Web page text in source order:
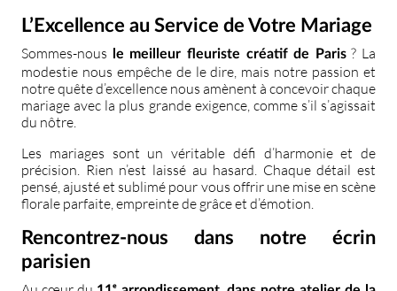
L’Excellence au Service de Votre Mariage
Sommes-nous le meilleur fleuriste créatif de Paris? La
modestie nous empêche de le dire, mais notre passion et
notre quête d’excellence nous amènent à concevoir chaque
mariage avec la plus grande exigence, comme s’il s’agissait
du nôtre.
Les mariages sont un véritable défi d’harmonie et de
précision. Rien n’est laissé au hasard. Chaque détail est
pensé, ajusté et sublimé pour vous offrir une mise en scène
florale parfaite, empreinte de grâce et d’émotion.
Rencontrez-nous dans notre écrin
parisien